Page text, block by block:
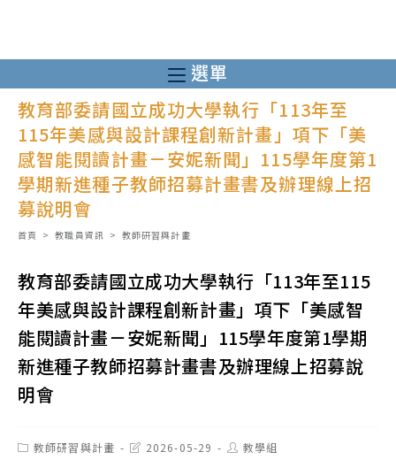
至
主
要
容
選單
教育部委請國立成功大學執行「113年至
115年美感與設計課程創新計畫」項下「美
感智能閱讀計畫－安妮新聞」115學年度第1
學期新進種子教師招募計畫書及辦理線上招
募說明會
首頁 > 教職員資訊 > 教師研習與計畫
教育部委請國立成功大學執行「113年至115
年美感與設計課程創新計畫」項下「美感智
能閱讀計畫－安妮新聞」115學年度第1學期
新進種子教師招募計畫書及辦理線上招募說
明會
Post教師研習與計畫
Post2026-05-29
Post教學組